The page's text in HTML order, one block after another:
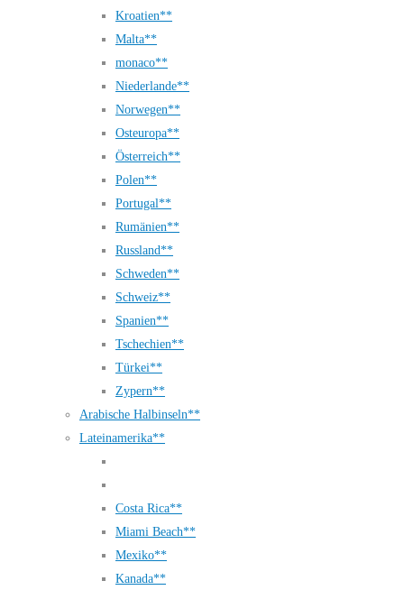
Kroatien**
Malta**
monaco**
Niederlande**
Norwegen**
Osteuropa**
Österreich**
Polen**
Portugal**
Rumänien**
Russland**
Schweden**
Schweiz**
Spanien**
Tschechien**
Türkei**
Zypern**
Arabische Halbinseln**
Lateinamerika**
Costa Rica**
Miami Beach**
Mexiko**
Kanada**